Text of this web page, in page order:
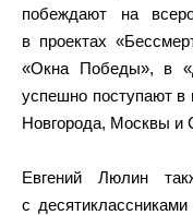
побеждают на
в проектах
«Окна Победы», в
успешно поступают
Новгорода, Москвы и
Евгений Люлин
с